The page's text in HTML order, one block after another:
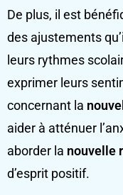
De plus, il est
des ajustements
leurs rythmes
exprimer leurs
concernant la
aider à atténuer
aborder la nouvelle
d’esprit positif.